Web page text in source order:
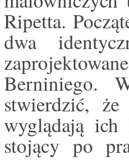
Ripetta.
dwa
Berniniego.
stwierdzić,
wyglądają
stojący po